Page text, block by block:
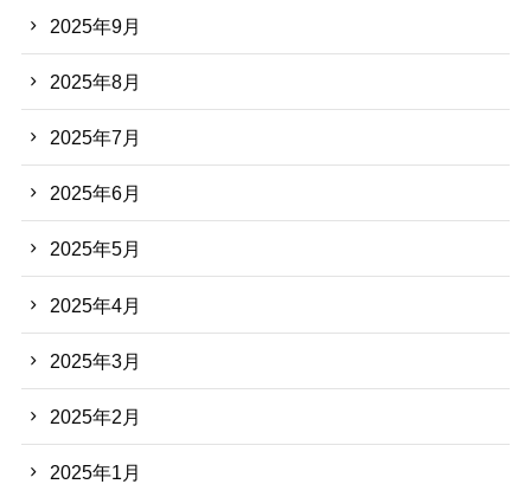
2025年9月
2025年8月
2025年7月
2025年6月
2025年5月
2025年4月
2025年3月
2025年2月
2025年1月